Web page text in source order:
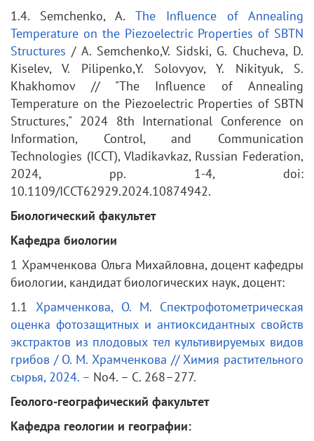
1.4. Semchenko, A. The Influence of Annealing
Temperature on the Piezoelectric Properties of SBTN
Structures / A. Semchenko,V. Sidski, G. Chucheva, D.
Kiselev, V. Pilipenko,Y. Solovyov, Y. Nikityuk, S.
Khakhomov // "The Influence of Annealing
Temperature on the Piezoelectric Properties of SBTN
Structures," 2024 8th International Conference on
Information, Control, and Communication
Technologies (ICCT), Vladikavkaz, Russian Federation,
2024, pp. 1-4, doi:
10.1109/ICCT62929.2024.10874942.
Биологический факультет
Кафедра биологии
1 Храмченкова Ольга Михайловна, доцент кафедры
биологии, кандидат биологических наук, доцент:
1.1 Храмченкова, О. М. Спектрофотометрическая
оценка фотозащитных и антиоксидантных свойств
экстрактов из плодовых тел культивируемых видов
грибов / О. М. Храмченкова // Химия растительного
сырья, 2024. – No4. – С. 268–277.
Геолого-географический факультет
Кафедра геологии и географии: